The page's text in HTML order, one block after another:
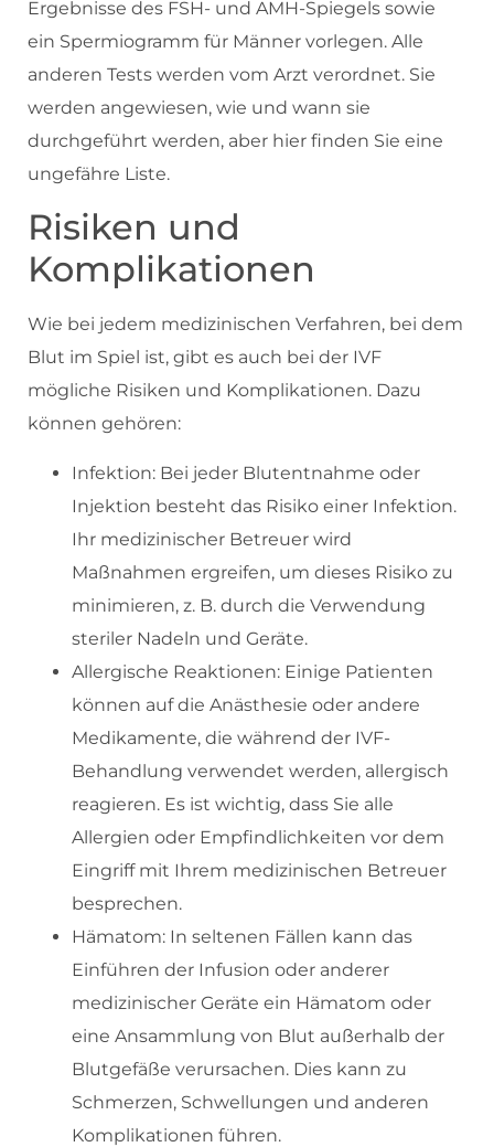
Ergebnisse des FSH- und AMH-Spiegels sowie
ein Spermiogramm für Männer vorlegen. Alle
anderen Tests werden vom Arzt verordnet. Sie
werden angewiesen, wie und wann sie
durchgeführt werden, aber hier finden Sie eine
ungefähre Liste.
Risiken und
Komplikationen
Wie bei jedem medizinischen Verfahren, bei dem
Blut im Spiel ist, gibt es auch bei der IVF
mögliche Risiken und Komplikationen. Dazu
können gehören:
Infektion: Bei jeder Blutentnahme oder
Injektion besteht das Risiko einer Infektion.
Ihr medizinischer Betreuer wird
Maßnahmen ergreifen, um dieses Risiko zu
minimieren, z. B. durch die Verwendung
steriler Nadeln und Geräte.
Allergische Reaktionen: Einige Patienten
können auf die Anästhesie oder andere
Medikamente, die während der IVF-
Behandlung verwendet werden, allergisch
reagieren. Es ist wichtig, dass Sie alle
Allergien oder Empfindlichkeiten vor dem
Eingriff mit Ihrem medizinischen Betreuer
besprechen.
Hämatom: In seltenen Fällen kann das
Einführen der Infusion oder anderer
medizinischer Geräte ein Hämatom oder
eine Ansammlung von Blut außerhalb der
Blutgefäße verursachen. Dies kann zu
Schmerzen, Schwellungen und anderen
Komplikationen führen.